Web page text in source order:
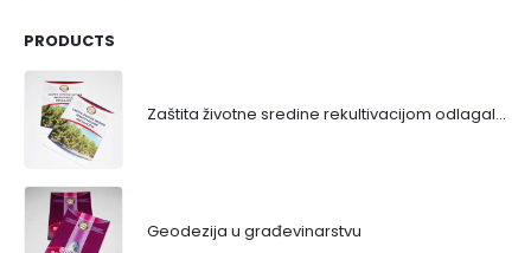
PRODUCTS
Zaštita životne sredine rekultivacijom odlagališta
Geodezija u građevinarstvu